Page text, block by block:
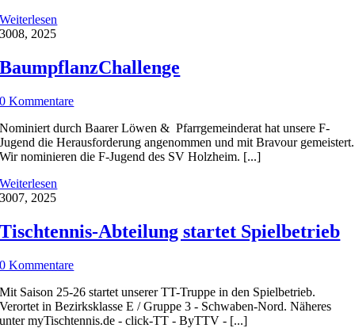
Weiterlesen
3008, 2025
BaumpflanzChallenge
0 Kommentare
Nominiert durch Baarer Löwen & Pfarrgemeinderat hat unsere F-
Jugend die Herausforderung angenommen und mit Bravour gemeistert.
Wir nominieren die F-Jugend des SV Holzheim. [...]
Weiterlesen
3007, 2025
Tischtennis-Abteilung startet Spielbetrieb
0 Kommentare
Mit Saison 25-26 startet unserer TT-Truppe in den Spielbetrieb.
Verortet in Bezirksklasse E / Gruppe 3 - Schwaben-Nord. Näheres
unter myTischtennis.de - click-TT - ByTTV - [...]